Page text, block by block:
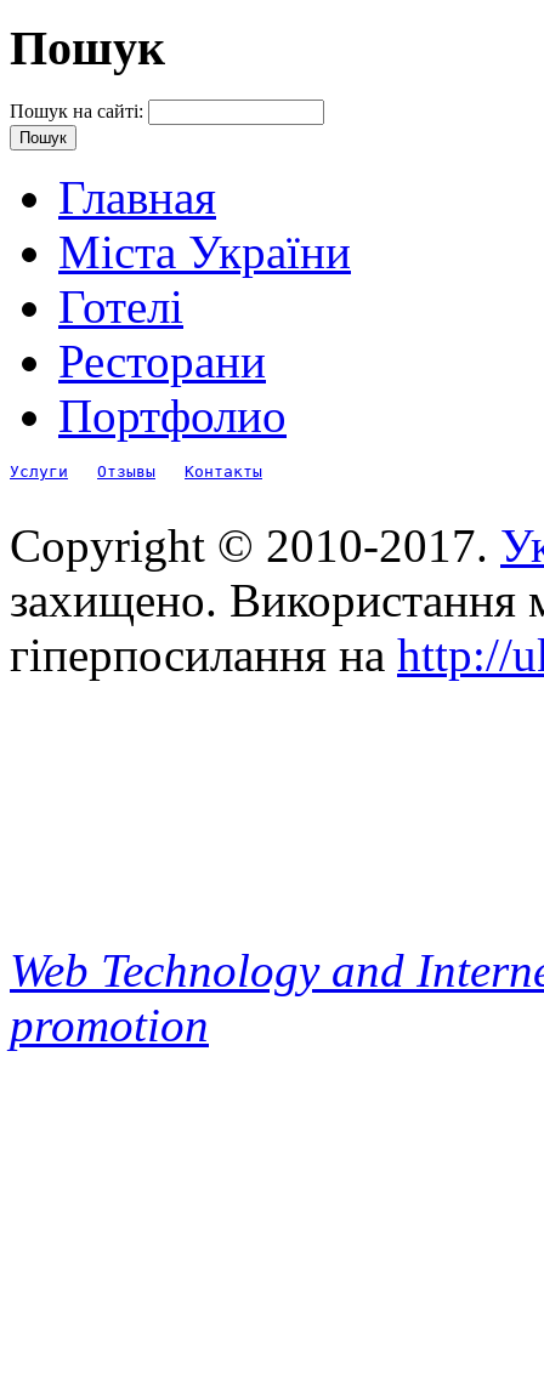
Пошук
Пошук на сайті:
Главная
Міста України
Готелі
Ресторани
Портфолио
Услуги Отзывы Контакты
Copyright © 2010-2017.
захищено. Використання
гіперпосилання на http://
Web Technology and
promotion